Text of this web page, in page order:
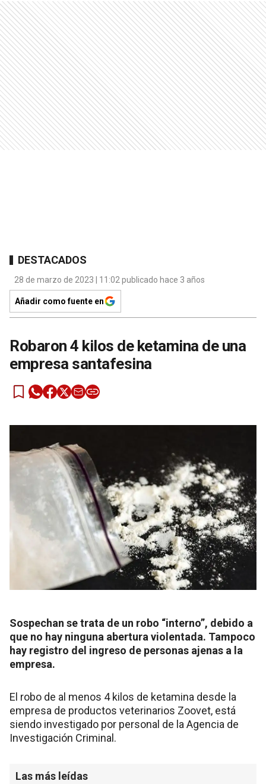
DESTACADOS
28 de marzo de 2023 | 11:02 publicado hace 3 años
Añadir como fuente en
Robaron 4 kilos de ketamina de una
empresa santafesina
Sospechan se trata de un robo “interno”, debido a
que no hay ninguna abertura violentada. Tampoco
hay registro del ingreso de personas ajenas a la
empresa.
El robo de al menos 4 kilos de ketamina desde la
empresa de productos veterinarios Zoovet, está
siendo investigado por personal de la Agencia de
Investigación Criminal.
Las más leídas